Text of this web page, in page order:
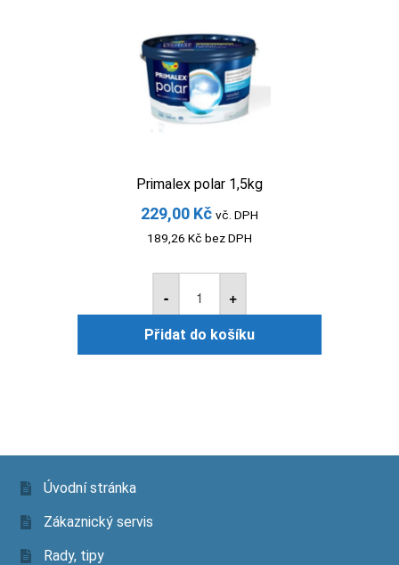
Primalex polar 1,5kg
229,00 Kč vč. DPH
189,26 Kč bez DPH
-
Primalex
polar
1,5kg
+
Přidat do košíku
Úvodní stránka
Zákaznický servis
Rady, tipy